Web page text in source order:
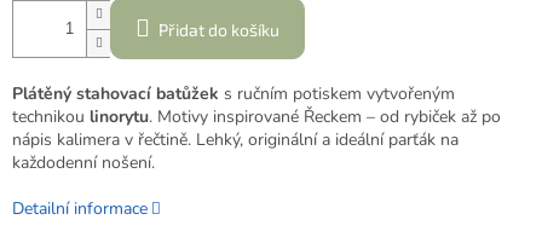
Přidat do košíku
Plátěný stahovací batůžek s ručním potiskem vytvořeným
technikou linorytu. Motivy inspirované Řeckem – od rybiček až po
nápis kalimera v řečtině. Lehký, originální a ideální parťák na
každodenní nošení.
Detailní informace